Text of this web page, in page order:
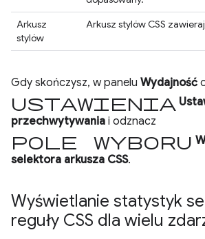
Arkusz
stylów
Arkusz stylów CSS
Gdy skończysz, w panelu Wydajność
ustawienia
przechwytywania i odznacz
pole wyboru
selektora arkusza CSS.
Wyświetlanie statystyk
reguły CSS dla wielu